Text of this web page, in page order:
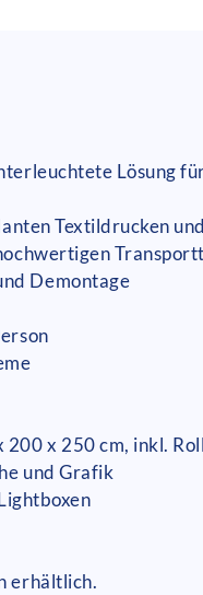
Lösung
Textildrucken
Demontage
200 x 250 cm, inkl.
und Grafik
erhältlich.